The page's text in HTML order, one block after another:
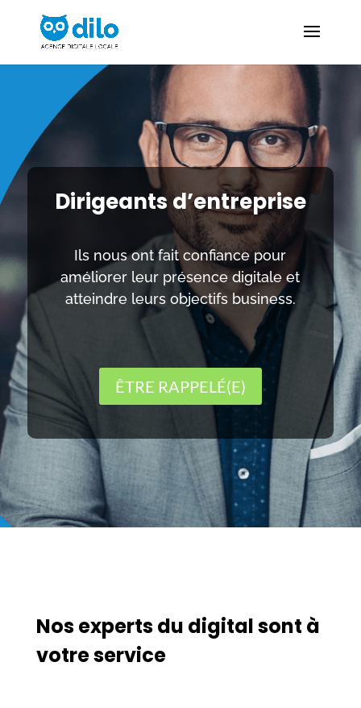
Dirigeants d’entreprise
Ils nous ont fait confiance pour
améliorer leur présence digitale et
atteindre leurs objectifs business.
ÊTRE RAPPELÉ(E)
Nos experts du digital sont à
votre service